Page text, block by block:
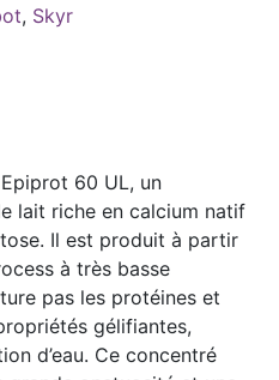
, Skyr
60 UL, un
lait riche en calcium natif
Il est produit à partir
à très basse
pas les protéines et
gélifiantes,
d’eau. Ce concentré